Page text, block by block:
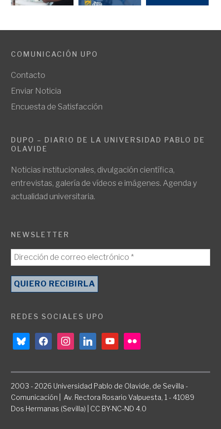
COMUNICACIÓN UPO
Contacto
Enviar Noticia
Encuesta de Satisfacción
DUPO – DIARIO DE LA UNIVERSIDAD PABLO DE
OLAVIDE
Noticias institucionales, divulgación científica,
entrevistas, galería de vídeos e imágenes. Agenda y
actualidad universitaria.
NEWSLETTER
REDES SOCIALES UPO
blueskyfacebookinstagramlinkedinyoutubeflickr
2003 - 2026 Universidad Pablo de Olavide, de Sevilla -
Comunicación | Av. Rectora Rosario Valpuesta, 1 - 41089
Dos Hermanas (Sevilla) | CC BY-NC-ND 4.0